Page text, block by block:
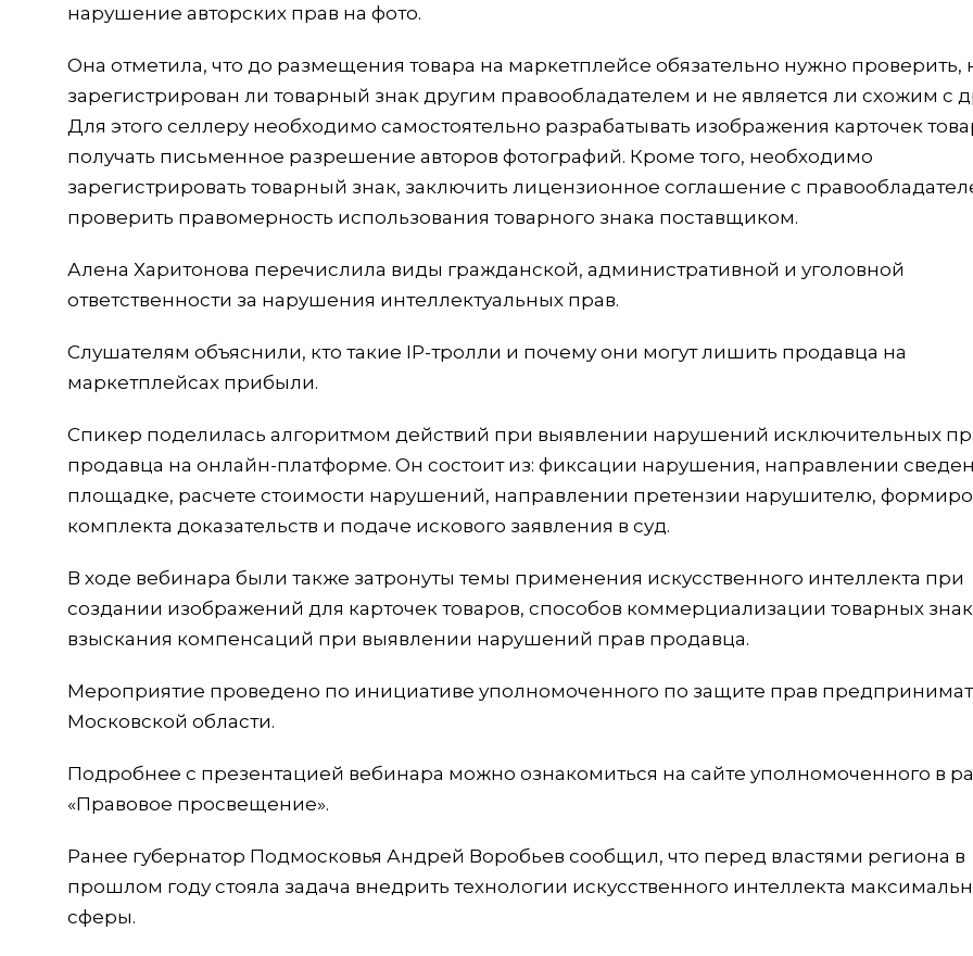
нарушение авторских прав на фото.
Она отметила, что до размещения товара на маркетплейсе обязательно нужно проверить,
зарегистрирован ли товарный знак другим правообладателем и не является ли схожим с
Для этого селлеру необходимо самостоятельно разрабатывать изображения карточек
получать письменное разрешение авторов фотографий. Кроме того, необходимо
зарегистрировать товарный знак, заключить лицензионное соглашение с
проверить правомерность использования товарного знака поставщиком.
Алена Харитонова перечислила виды гражданской, административной и уголовной
ответственности за нарушения интеллектуальных прав.
Слушателям объяснили, кто такие IP-тролли и почему они могут лишить продавца на
маркетплейсах прибыли.
Спикер поделилась алгоритмом действий при выявлении нарушений исключительных
продавца на онлайн-платформе. Он состоит из: фиксации нарушения, направлении
площадке, расчете стоимости нарушений, направлении претензии нарушителю,
комплекта доказательств и подаче искового заявления в суд.
В ходе вебинара были также затронуты темы применения искусственного интеллекта при
создании изображений для карточек товаров, способов коммерциализации товарных
взыскания компенсаций при выявлении нарушений прав продавца.
Мероприятие проведено по инициативе уполномоченного по защите прав
Московской области.
Подробнее с презентацией вебинара можно ознакомиться на сайте уполномоченного в
«Правовое просвещение».
Ранее губернатор Подмосковья Андрей Воробьев сообщил, что перед властями региона в
прошлом году стояла задача внедрить технологии искусственного интеллекта
сферы.